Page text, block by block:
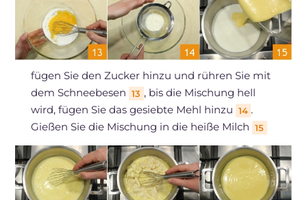
fügen Sie den Zucker hinzu und rühren Sie mit
dem Schneebesen 13 , bis die Mischung hell
wird, fügen Sie das gesiebte Mehl hinzu 14 .
Gießen Sie die Mischung in die heiße Milch 15